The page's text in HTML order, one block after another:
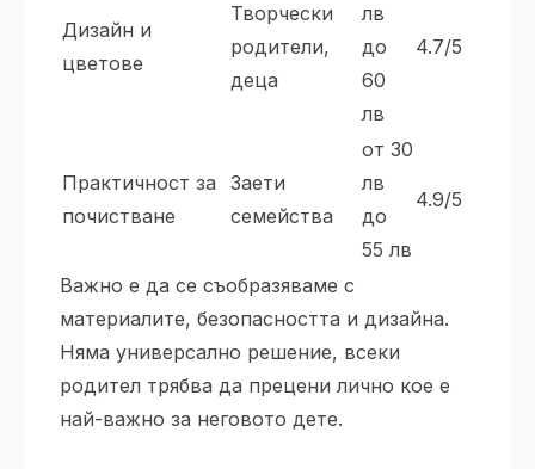
Дизайн и
цветове
Творчески
родители,
деца
лв
до
60
лв
4.7/5
Практичност за
почистване
Заети
семейства
от 30
лв
до
55 лв
4.9/5
Важно е да се съобразяваме с
материалите, безопасността и дизайна.
Няма универсално решение, всеки
родител трябва да прецени лично кое е
най-важно за неговото дете.